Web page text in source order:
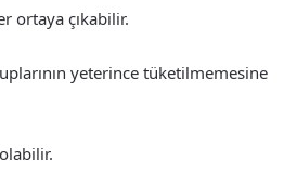
ortaya çıkabilir.
yeterince tüketilmemesine